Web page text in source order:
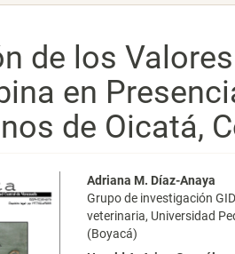
de los
en
de Oicatá,
Contenido
principal
del
Adriana M. Díaz-Anaya
Grupo de investigación
veterinaria, Universidad
(Boyacá)